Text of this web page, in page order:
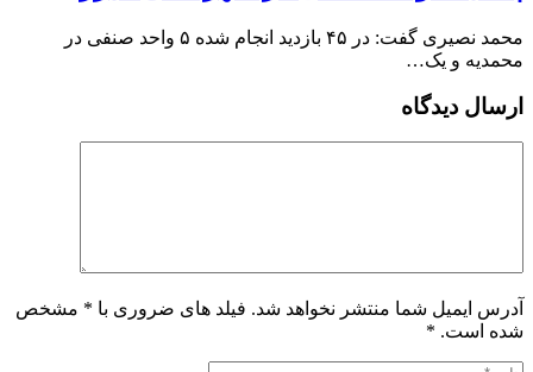
محمد نصیری گفت: در ۴۵ بازدید انجام شده ۵ واحد صنفی در
محمدیه و یک…
ارسال دیدگاه
آدرس ایمیل شما منتشر نخواهد شد. فیلد های ضروری با * مشخص
شده است. *